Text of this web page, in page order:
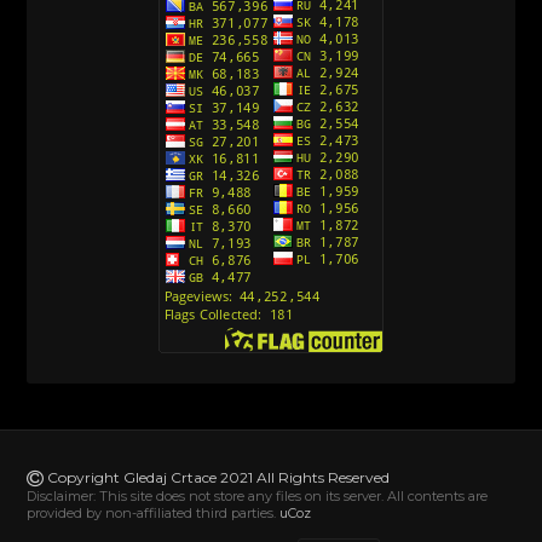
Action Man (Sinhronizovano na Hrvatski)
Action Man (2000) Sinhronizovano na Hrvatski
Andjeoski Prijatelji (Sinhronizovano na Srpski)
Ajkuca (Sharkdog) Sinhronizovano na Srpski
Alvin i veverice (Alvinnn!!! And the Chipmunks)
Sinhronizovano na Srpski
[78]
Abominable The Invisible (2022) Sinhronizovano
Copyright Gledaj Crtace 2021 All Rights Reserved
Disclaimer: This site does not store any files on its server. All contents are
provided by non-affiliated third parties. uCoz